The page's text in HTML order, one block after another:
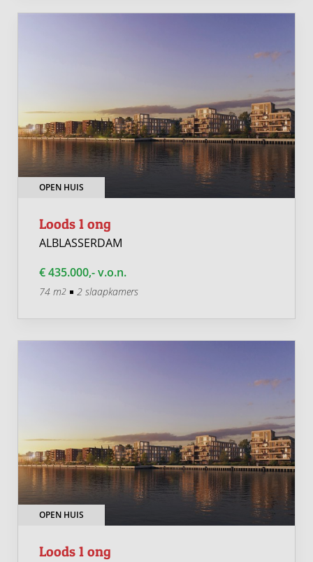
OPEN HUIS
Loods 1 ong
ALBLASSERDAM
€ 435.000,- v.o.n.
74 m2 2 slaapkamers
OPEN HUIS
Loods 1 ong